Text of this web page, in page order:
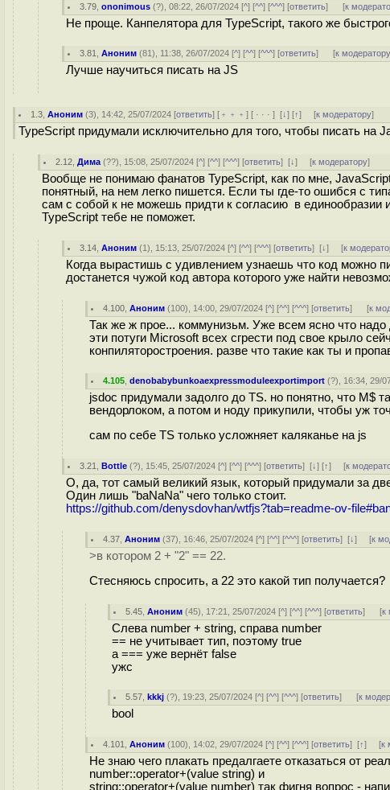
3.79 ,ononimous (?), 08:22, 26/07/2024 [^] [^^] [^^^] [ответить] [к
Не проще. Канпелятора для TypeScript, такого же
3.81 ,Аноним (81), 11:38, 26/07/2024 [^] [^^] [^^^] [ответить] [к
Лучше научиться писать на JS
1.3 ,Аноним (3), 14:42, 25/07/2024 [ответить] [ ﹢﹢﹢] [ · · ·][↓] [↑] [к модератору]
TypeScript придумали исключительно для того, чтобы писать на
2.12 ,Дима (??), 15:08, 25/07/2024 [^] [^^] [^^^] [ответить][↓] [к модератору]
Вообще не понимаю фанатов TypeScript, как по мне,
понятный, на нем легко пишется. Если ты где-то ошибся с
сам с собой к не можешь придти к согласию в единообразии
TypeScript тебе не поможет.
3.14 ,Аноним (1), 15:13, 25/07/2024 [^] [^^] [^^^] [ответить][↓] [к
Когда вырастишь с удивлением узнаешь что код можно
достанется чужой код автора которого уже найти
4.100 ,Аноним (100), 14:00, 29/07/2024 [^] [^^] [^^^] [ответить] [к
Так же ж прое... коммунизьм. Уже всем ясно что надо
эти потуги Microsoft всех сгрести под свое крыло
конпиляторостроения. разве что такие как ты и
4.105 ,denobabybunkoaexpressmoduleexportimport (?), 16:34, 29/
jsdoc придумали задолго до TS. но понятно, что M$
вендорлоком, а потом и ноду прикупили, чтобы уж
сам по себе TS только усложняет каляканье на js
3.21 ,Bottle (?), 15:45, 25/07/2024 [^] [^^] [^^^] [ответить][↓] [↑] [к
О, да, тот самый великий язык, который придумали за
Один лишь "baNaNa" чего только стоит.
https://github.com/denysdovhan/wtfjs?tab=readme-ov-
4.37 ,Аноним (37), 16:46, 25/07/2024 [^] [^^] [^^^] [ответить][↓] [к
>в котором 2 + "2" == 22.
Стесняюсь спросить, а 22 это какой тип получается?
5.45 ,Аноним (45), 17:21, 25/07/2024 [^] [^^] [^^^] [ответить] [к
Слева number + string, справа number
== не учитывает тип, поэтому true
а === уже вернёт false
ужс
5.57 ,kkkj (?), 19:23, 25/07/2024 [^] [^^] [^^^] [ответить] [к
bool
4.101 ,Аноним (100), 14:02, 29/07/2024 [^] [^^] [^^^] [ответить][↑] [к
Не знаю чего плакать предалгаете отказаться от
number::operator+(value string) и
string::operator+(value number) так фигня вопрос -